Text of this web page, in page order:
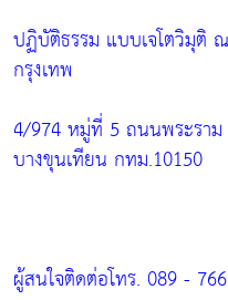
ปฏิบัติธรรม แบบเจโตวิมุติ
กรุงเทพ
4/974 หมู่ที่ 5 ถนนพระราม
บางขุนเทียน กทม.10150
ผู้สนใจติดต่อโทร. 089 -